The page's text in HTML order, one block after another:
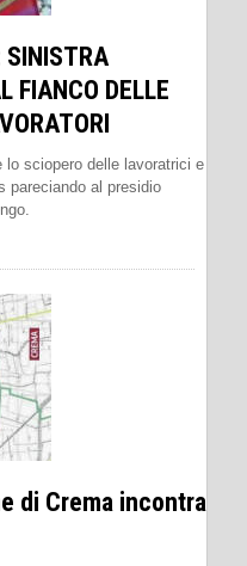
SINISTRA
FIANCO DELLE
sciopero delle lavoratrici e
pareciando al presidio
di Crema incontra